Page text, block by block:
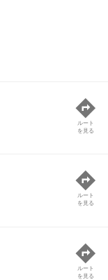
ルート
を見る
ルート
を見る
ルート
を見る